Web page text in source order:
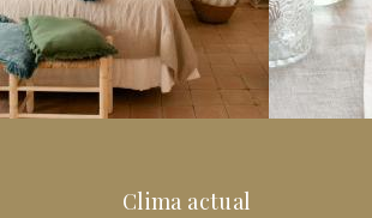
Clima actual